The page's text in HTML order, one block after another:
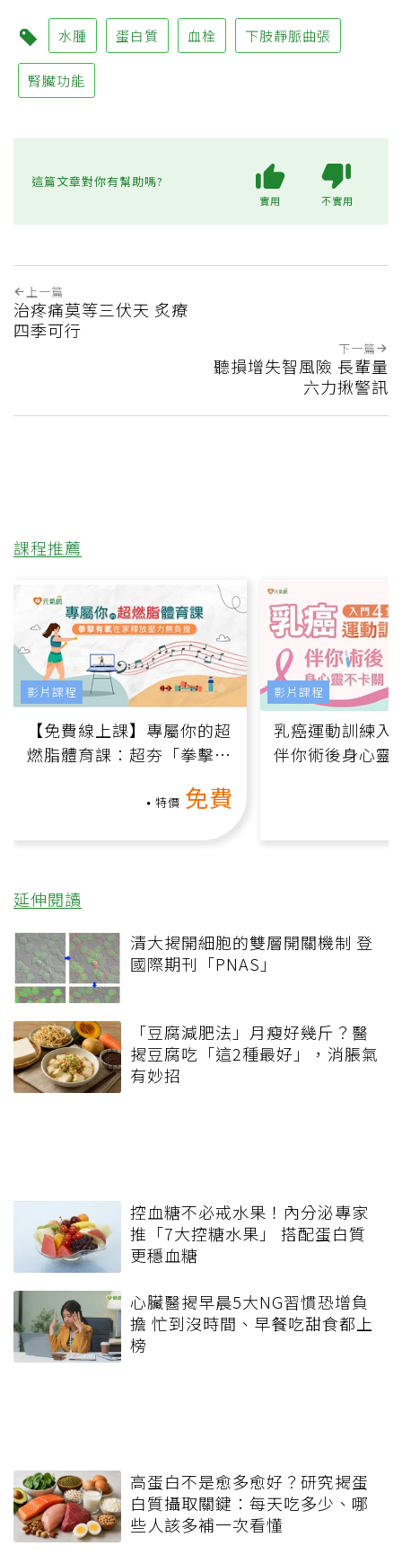
水腫 蛋白質 血栓 下肢靜脈曲張
腎臟功能
這篇文章對你有幫助嗎?
實用 不實用
上一篇
治疼痛莫等三伏天 炙療
四季可行
下一篇
聽損增失智風險 長輩量
六力揪警訊
課程推薦
【免費線上課】專屬你的超
燃脂體育課：超夯「拳擊有
特價 免費
影片課程
乳癌運動訓練入
伴你術後身心靈
影片課程
延伸閱讀
清大揭開細胞的雙層開關機制 登
國際期刊「PNAS」
「豆腐減肥法」月瘦好幾斤？醫
揭豆腐吃「這2種最好」，消脹氣
有妙招
控血糖不必戒水果！內分泌專家
推「7大控糖水果」 搭配蛋白質
更穩血糖
心臟醫揭早晨5大NG習慣恐增負
擔 忙到沒時間、早餐吃甜食都上
榜
高蛋白不是愈多愈好？研究揭蛋
白質攝取關鍵：每天吃多少、哪
些人該多補一次看懂